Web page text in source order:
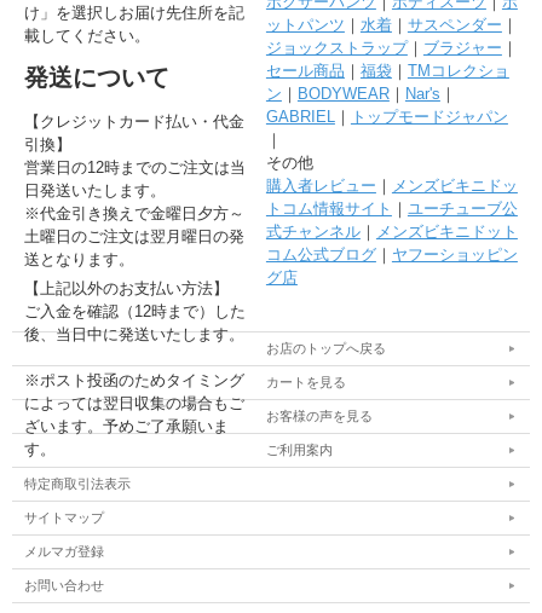
け」を選択しお届け先住所を記
載してください。
発送について
【クレジットカード払い・代金
引換】
営業日の12時までのご注文は当
日発送いたします。
※代金引き換えで金曜日夕方～
土曜日のご注文は翌月曜日の発
送となります。
【上記以外のお支払い方法】
ご入金を確認（12時まで）した
後、当日中に発送いたします。
※ポスト投函のためタイミング
によっては翌日収集の場合もご
ざいます。予めご了承願いま
す。
ットパンツ ｜ 水着｜ サスペンダー ｜
ジョックストラップ｜ ブラジャー ｜
セール商品 ｜ 福袋｜ TMコレクショ
ン ｜ BODYWEAR｜ Nar's ｜
GABRIEL｜
トップモードジャパン
｜
その他
購入者レビュー ｜ メンズビキニドッ
トコム情報サイト ｜ ユーチューブ公
式チャンネル｜ メンズビキニドット
コム公式ブログ｜ ヤフーショッピン
グ店
お店のトップへ戻る
カートを見る
お客様の声を見る
ご利用案内
特定商取引法表示
サイトマップ
メルマガ登録
お問い合わせ